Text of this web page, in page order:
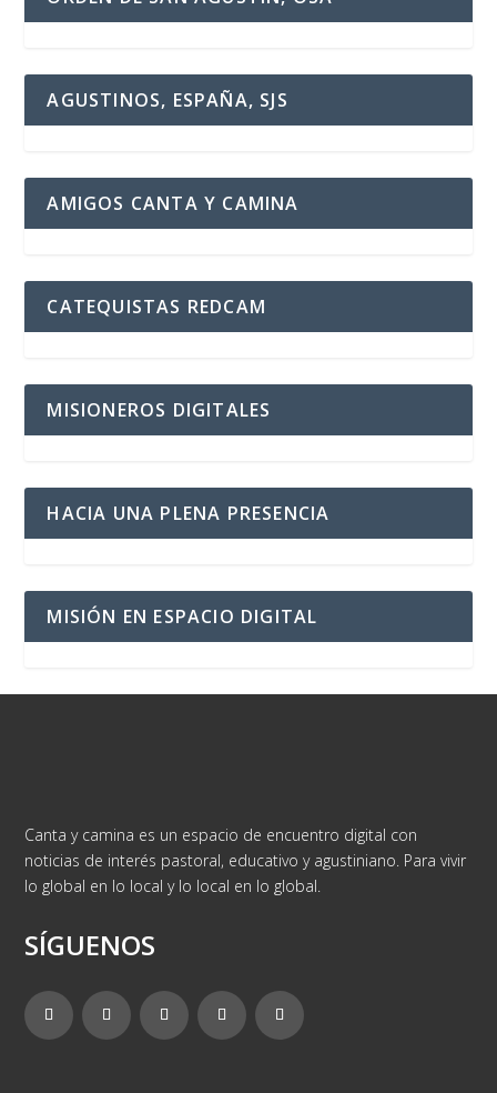
AGUSTINOS, ESPAÑA, SJS
AMIGOS CANTA Y CAMINA
CATEQUISTAS REDCAM
MISIONEROS DIGITALES
HACIA UNA PLENA PRESENCIA
MISIÓN EN ESPACIO DIGITAL
Canta y camina es un espacio de encuentro digital con
noticias de interés pastoral, educativo y agustiniano. Para vivir
lo global en lo local y lo local en lo global.
SÍGUENOS